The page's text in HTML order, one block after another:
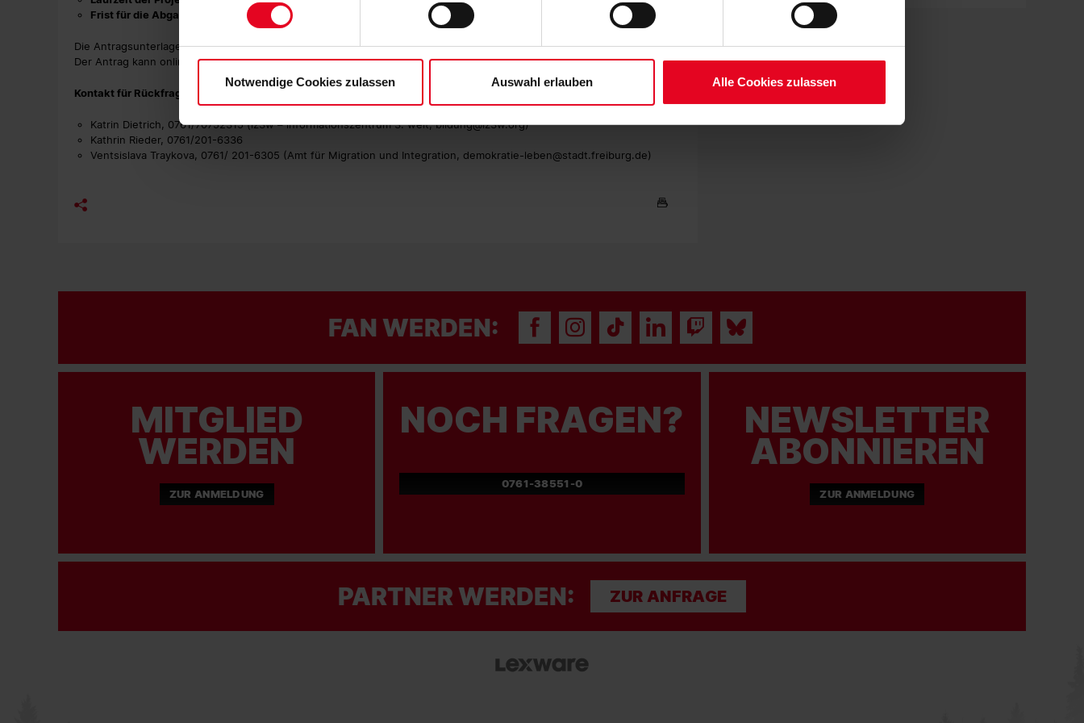
Soweit Sie „Notwendige Cookies“ auswählen, werden nur unbedingt erforderliche Cookies eingesetzt. Ihre etwaig erteilten
Notwendige Cookies zulassen Auswahl erlauben Alle Cookies zulassen
Frist für die Abgabe von Anträgen
: Sonntag, 4. Oktober 2020
Die Antragsunterlagen gibt es unterwww.freiburg.de/demokratie-leben.
Der Antrag kann online eingereicht werden.
Kontakt für Rückfragen:
Katrin Dietrich, 0761/70752315 (iz3w – informationszentrum 3. welt, bildung@iz3w.org)
Kathrin Rieder, 0761/201-6336
Ventsislava Traykova, 0761/ 201-6305 (Amt für Migration und Integration, demokratie-leben@stadt.freiburg.de)
FAN WERDEN:
MITGLIED
WERDEN
ZUR ANMELDUNG
NOCH FRAGEN?
0761-38551-0
NEWSLETTER
ABONNIEREN
ZUR ANMELDUNG
PARTNER WERDEN: ZUR ANFRAGE